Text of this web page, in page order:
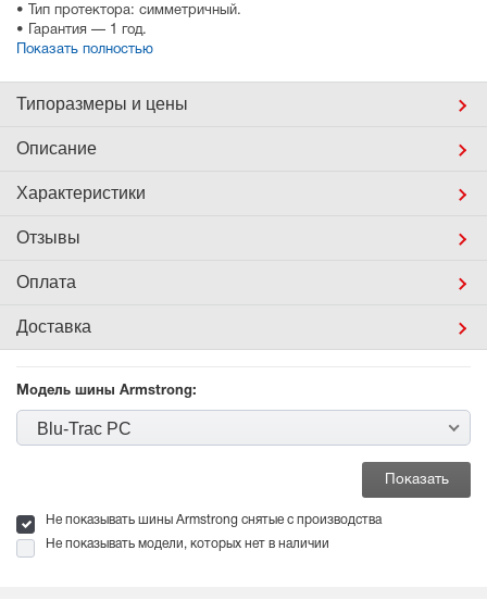
• Тип протектора: симметричный.
• Гарантия — 1 год.
Показать полностью
Типоразмеры и цены
Описание
Характеристики
Отзывы
Оплата
Доставка
Модель шины Armstrong:
Blu-Trac PC
Не показывать шины Armstrong снятые с производства
Не показывать модели, которых нет в наличии